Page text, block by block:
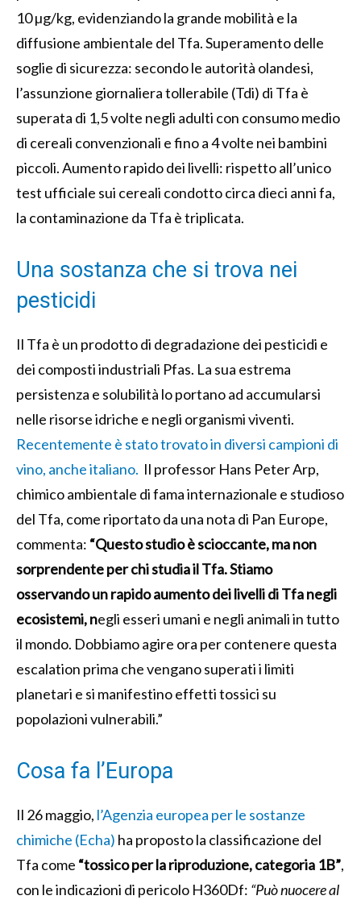
10 µg/kg, evidenziando la grande mobilità e la
diffusione ambientale del Tfa. Superamento delle
soglie di sicurezza: secondo le autorità olandesi,
l’assunzione giornaliera tollerabile (Tdi) di Tfa è
superata di 1,5 volte negli adulti con consumo medio
di cereali convenzionali e fino a 4 volte nei bambini
piccoli. Aumento rapido dei livelli: rispetto all’unico
test ufficiale sui cereali condotto circa dieci anni fa,
la contaminazione da Tfa è triplicata.
Una sostanza che si trova nei
pesticidi
Il Tfa è un prodotto di degradazione dei pesticidi e
dei composti industriali Pfas. La sua estrema
persistenza e solubilità lo portano ad accumularsi
nelle risorse idriche e negli organismi viventi.
Recentemente è stato trovato in diversi campioni di
vino, anche italiano. Il professor Hans Peter Arp,
chimico ambientale di fama internazionale e studioso
del Tfa, come riportato da una nota di Pan Europe,
commenta: “Questo studio è scioccante, ma non
sorprendente per chi studia il Tfa. Stiamo
osservando un rapido aumento dei livelli di Tfa negli
ecosistemi, negli esseri umani e negli animali in tutto
il mondo. Dobbiamo agire ora per contenere questa
escalation prima che vengano superati i limiti
planetari e si manifestino effetti tossici su
popolazioni vulnerabili.”
Cosa fa l’Europa
Il 26 maggio, l’Agenzia europea per le sostanze
chimiche (Echa) ha proposto la classificazione del
Tfa come “tossico per la riproduzione, categoria 1B”,
con le indicazioni di pericolo H360Df: “Può nuocere al